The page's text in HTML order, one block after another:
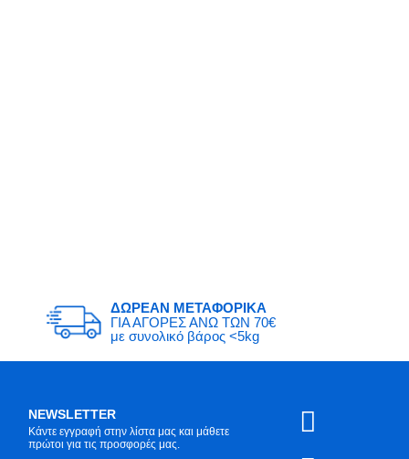
ΔΩΡΕΑΝ ΜΕΤΑΦΟΡΙΚΑ
ΓΙΑ ΑΓΟΡΕΣ ΑΝΩ ΤΩΝ 70€
με συνολικό βάρος <5kg
NEWSLETTER
Κάντε εγγραφή στην λίστα μας και μάθετε
πρώτοι για τις προσφορές μας.